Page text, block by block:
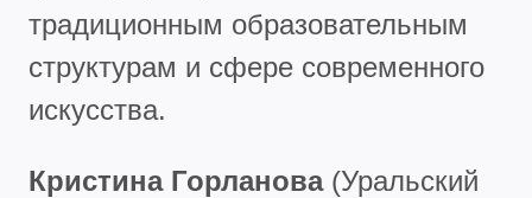
традиционным образовательным
структурам и сфере современного
искусства.
Кристина Горланова(Уральский